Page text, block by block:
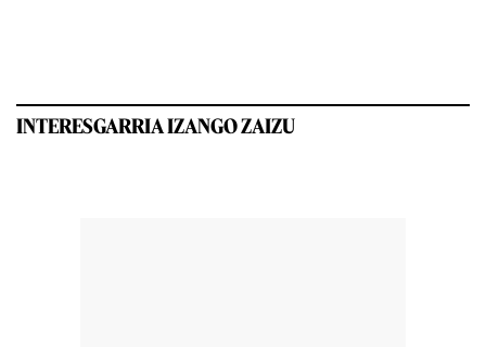
INTERESGARRIA IZANGO ZAIZU